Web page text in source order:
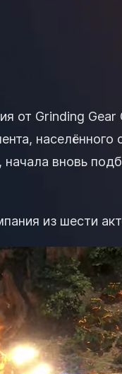
от Grinding
вновь
из шести